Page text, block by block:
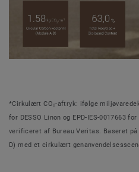
*Cirkulært CO₂-aftryk: ifølge
for DESSO Linon og EPD-IES-0017663
verificeret af Bureau Veritas. Baseret
D) med et cirkulært